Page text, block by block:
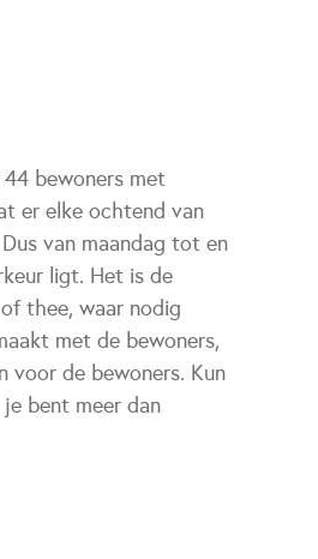
bewoners met
er elke ochtend van
van maandag tot en
ligt. Het is de
thee, waar nodig
met de bewoners,
voor de bewoners. Kun
bent meer dan